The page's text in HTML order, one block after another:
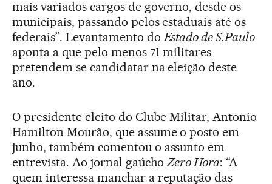
mais variados cargos de governo, desde os
municipais, passando pelos estaduais até os
federais”. Levantamento do Estado de S.Paulo
aponta a que pelo menos 71 militares
pretendem se candidatar na eleição deste
ano.
O presidente eleito do Clube Militar, Antonio
Hamilton Mourão, que assume o posto em
junho, também comentou o assunto em
entrevista. Ao jornal gaúchoZero Hora: “A
quem interessa manchar a reputação das